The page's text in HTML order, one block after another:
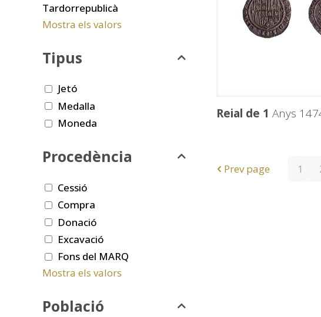
Reial de 1 Anys
Prev page 1
Tardorrepublicà
Mostra els valors
Tipus
Jetó
Medalla
Moneda
Procedència
Cessió
Compra
Donació
Excavació
Fons del MARQ
Mostra els valors
Població